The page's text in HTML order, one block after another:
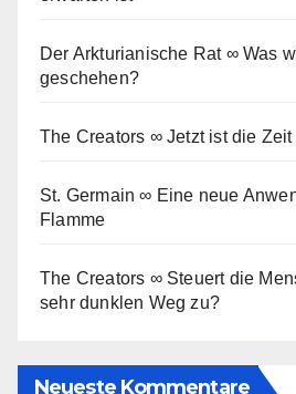
Der Arkturianische Rat ∞ Was
geschehen?
The Creators ∞ Jetzt ist die Zeit
St. Germain ∞ Eine neue
Flamme
The Creators ∞ Steuert die
sehr dunklen Weg zu?
Neueste Kommentare